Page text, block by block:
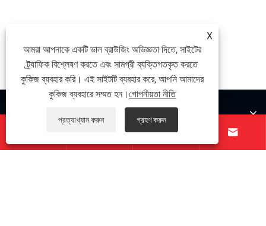
পণ্য
 
X
আমরা আপনাকে একটি ভাল ব্রাউজিং অভিজ্ঞতা দিতে, সাইটের
ট্র্যাফিক বিশ্লেষণ করতে এবং সামগ্রী ব্যক্তিগতকৃত করতে
কুকিজ ব্যবহার করি। এই সাইটটি ব্যবহার করে, আপনি আমাদের
কুকিজ ব্যবহারে সম্মত হন।গোপনীয়তা নীতি
প্রত্যাখ্যান করুন গ্রহণ করুন